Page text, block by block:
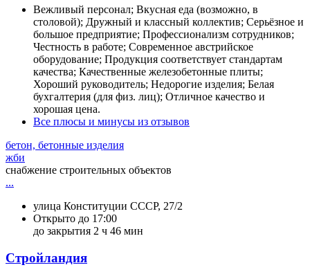
Вежливый персонал; Вкусная еда (возможно, в
столовой); Дружный и классный коллектив; Серьёзное и
большое предприятие; Профессионализм сотрудников;
Честность в работе; Современное австрийское
оборудование; Продукция соответствует стандартам
качества; Качественные железобетонные плиты;
Хороший руководитель; Недорогие изделия; Белая
бухгалтерия (для физ. лиц); Отличное качество и
хорошая цена.
Все плюсы и минусы из отзывов
бетон, бетонные изделия
жби
снабжение строительных объектов
...
улица Конституции СССР, 27/2
Открыто до 17:00
до закрытия 2 ч 46 мин
Стройландия